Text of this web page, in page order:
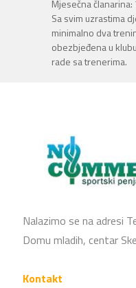
Mjesečna članarina:
Sa svim uzrastima
minimalno dva
obezbjeđena u
rade sa trenerima.
Nalazimo se na adresi
Domu mladih, centar
Kontakt